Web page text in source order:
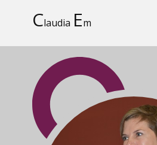
Claudia Em